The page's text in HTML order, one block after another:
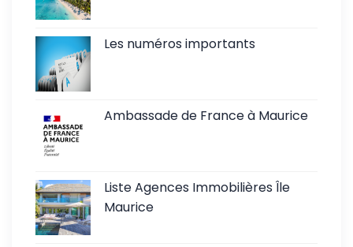
Les numéros importants
Ambassade de France à Maurice
Liste Agences Immobilières Île
Maurice